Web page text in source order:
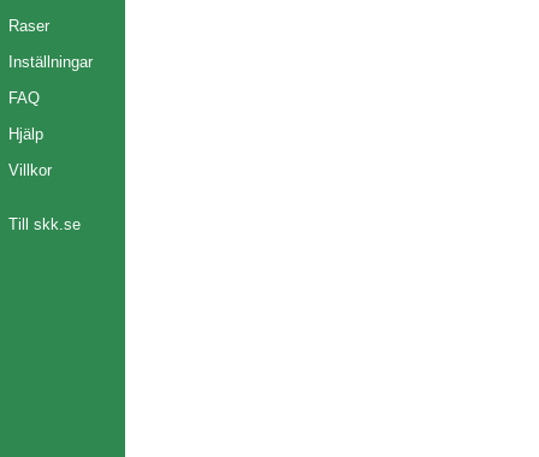
Raser
Inställningar
FAQ
Hjälp
Villkor
Till skk.se